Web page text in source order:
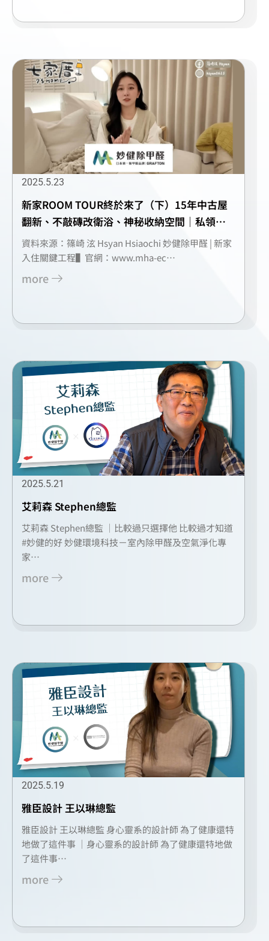
2025.5.23
新家ROOM TOUR終於來了（下）15年中古屋
翻新、不敲磚改衛浴、神秘收納空間｜私領域
開箱｜奢華貓房｜除甲醛
資料來源：篠崎 泫 Hsyan Hsiaochi 妙健除甲醛 | 新家
入住關鍵工程▌官網：www.mha-ec…
more
2025.5.21
艾莉森 Stephen總監
艾莉森 Stephen總監 ｜比較過只選擇他 比較過才知道
#妙健的好 妙健環境科技－室內除甲醛及空氣淨化專
家…
more
2025.5.19
雅臣設計 王以琳總監
雅臣設計 王以琳總監 身心靈系的設計師 為了健康還特
地做了這件事 ｜身心靈系的設計師 為了健康還特地做
了這件事…
more